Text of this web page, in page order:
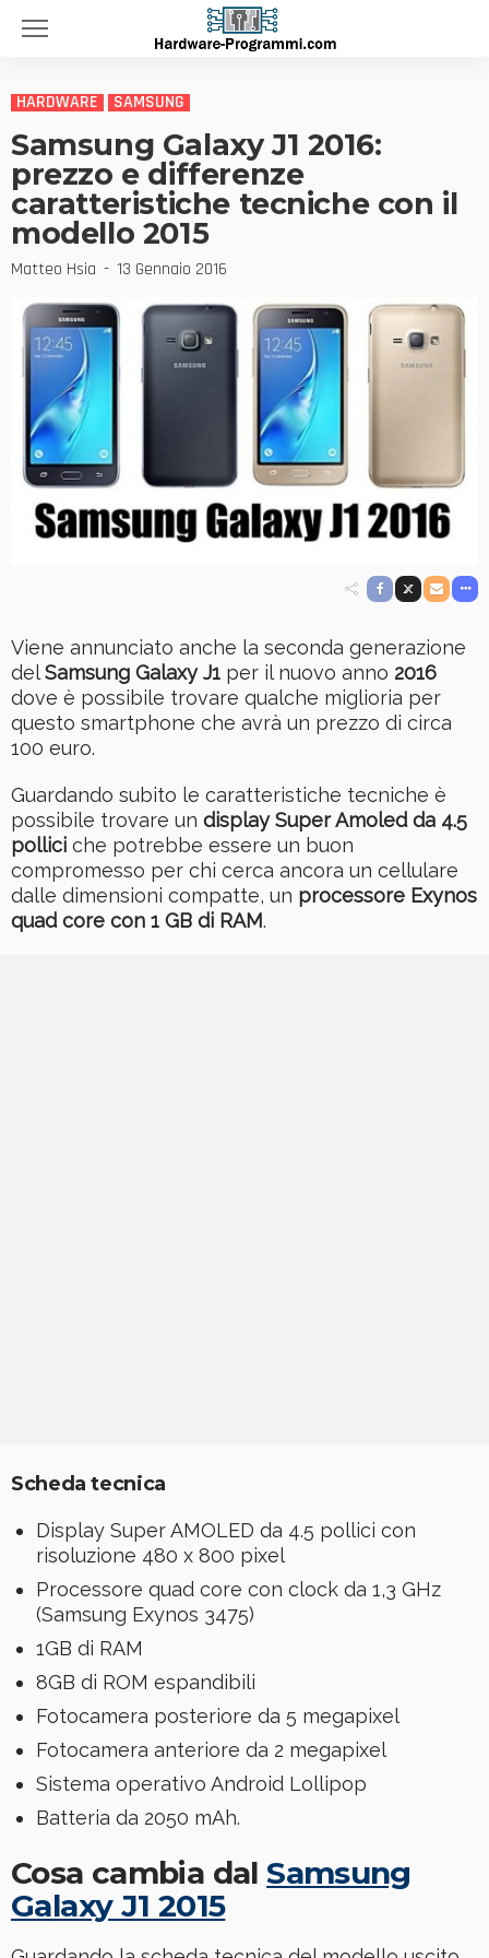
HARDWARE SAMSUNG
Samsung Galaxy J1 2016:
prezzo e differenze
caratteristiche tecniche con il
modello 2015
Matteo Hsia 13 Gennaio 2016
Viene annunciato anche la seconda generazione
delSamsung Galaxy J1 per il nuovo anno 2016
dove è possibile trovare qualche miglioria per
questo smartphone che avrà un prezzo di circa
100 euro.
Guardando subito le caratteristiche tecniche è
possibile trovare un display Super Amoled da 4.5
pollici che potrebbe essere un buon
compromesso per chi cerca ancora un cellulare
dalle dimensioni compatte, un processore Exynos
quad core con 1 GB di RAM.
Scheda tecnica
Display Super AMOLED da 4.5 pollici con
risoluzione 480 x 800 pixel
Processore quad core con clock da 1,3 GHz
(Samsung Exynos 3475)
1GB di RAM
8GB di ROM espandibili
Fotocamera posteriore da 5 megapixel
Fotocamera anteriore da 2 megapixel
Sistema operativo Android Lollipop
Batteria da 2050 mAh.
Cosa cambia dalSamsung
Galaxy J1 2015